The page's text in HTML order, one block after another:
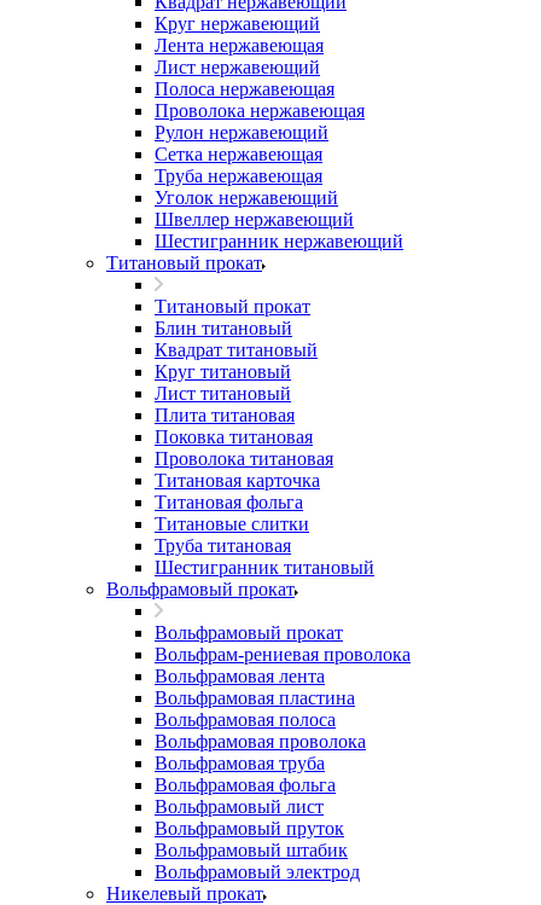
Круг нержавеющий
Лента нержавеющая
Лист нержавеющий
Полоса нержавеющая
Проволока нержавеющая
Рулон нержавеющий
Сетка нержавеющая
Труба нержавеющая
Уголок нержавеющий
Швеллер нержавеющий
Шестигранник нержавеющий
Титановый прокат
Титановый прокат
Блин титановый
Квадрат титановый
Круг титановый
Лист титановый
Плита титановая
Поковка титановая
Проволока титановая
Титановая карточка
Титановая фольга
Титановые слитки
Труба титановая
Шестигранник титановый
Вольфрамовый прокат
Вольфрамовый прокат
Вольфрам-рениевая проволока
Вольфрамовая лента
Вольфрамовая пластина
Вольфрамовая полоса
Вольфрамовая проволока
Вольфрамовая труба
Вольфрамовая фольга
Вольфрамовый лист
Вольфрамовый пруток
Вольфрамовый штабик
Вольфрамовый электрод
Никелевый прокат